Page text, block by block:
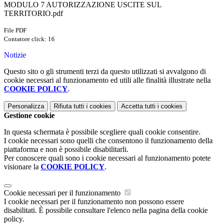
MODULO 7 AUTORIZZAZIONE USCITE SUL
TERRITORIO.pdf
File PDF
Contatore click: 16
Notizie
Questo sito o gli strumenti terzi da questo utilizzati si avvalgono di
cookie necessari al funzionamento ed utili alle finalità illustrate nella
COOKIE POLICY.
Personalizza Rifiuta tutti i cookies Accetta tutti i cookies
Gestione cookie
In questa schermata è possibile scegliere quali cookie consentire.
I cookie necessari sono quelli che consentono il funzionamento della
piattaforma e non è possibile disabilitarli.
Per conoscere quali sono i cookie necessari al funzionamento potete
visionare la COOKIE POLICY.
Cookie necessari per il funzionamento
I cookie necessari per il funzionamento non possono essere
disabilitati. È possibile consultare l'elenco nella pagina della cookie
policy.